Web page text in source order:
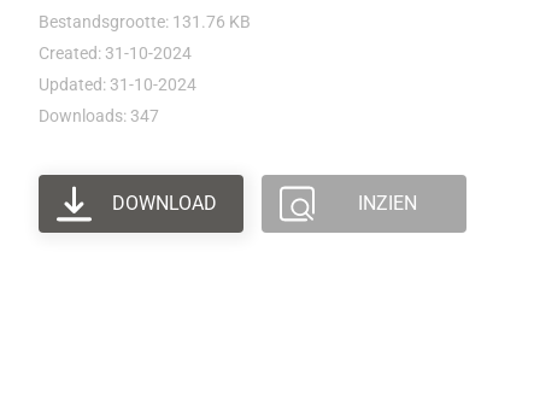
Bestandsgrootte: 131.76 KB
Created: 31-10-2024
Updated: 31-10-2024
Downloads: 347
DOWNLOAD INZIEN